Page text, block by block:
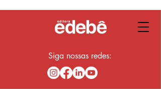
Siga nossas redes: